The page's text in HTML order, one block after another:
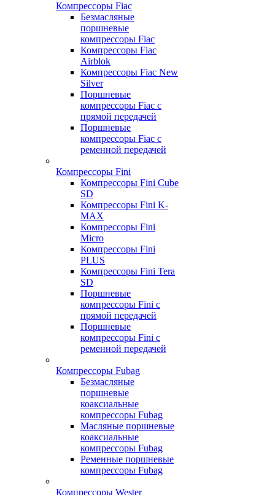
Компрессоры Fiac
Безмасляные
поршневые
компрессоры Fiac
Компрессоры Fiac
Airblok
Компрессоры Fiac New
Silver
Поршневые
компрессоры Fiac с
прямой передачей
Поршневые
компрессоры Fiac с
ременной передачей
Компрессоры Fini
Компрессоры Fini Cube
SD
Компрессоры Fini K-
MAX
Компрессоры Fini
Micro
Компрессоры Fini
PLUS
Компрессоры Fini Tera
SD
Поршневые
компрессоры Fini с
прямой передачей
Поршневые
компрессоры Fini с
ременной передачей
Компрессоры Fubag
Безмасляные
поршневые
коаксиальные
компрессоры Fubag
Масляные поршневые
коаксиальные
компрессоры Fubag
Ременные поршневые
компрессоры Fubag
Компрессоры Wester